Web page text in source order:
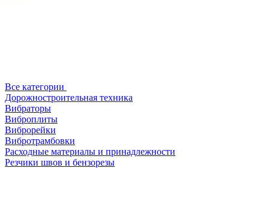
Все категории
Дорожностроительная техника
Вибраторы
Виброплиты
Виброрейки
Вибротрамбовки
Расходные материалы и принадлежности
Резчики швов и бензорезы